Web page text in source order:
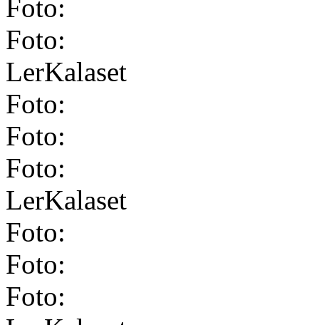
Foto:
Foto:
LerKalaset
Foto:
Foto:
Foto:
LerKalaset
Foto:
Foto:
Foto: